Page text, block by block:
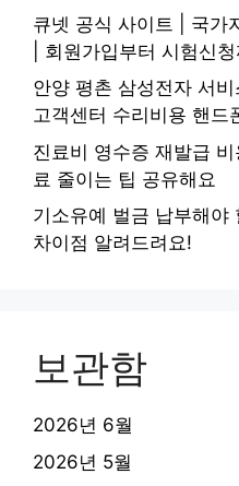
큐넷 공식 사이트 | 국가
| 회원가입부터 시험신
안양 평촌 삼성전자 서
고객센터 수리비용 핸드
진료비 영수증 재발급
료 줄이는 팁 공유해요
기소유예 벌금 납부해야
차이점 알려드려요!
보관함
2026년 6월
2026년 5월